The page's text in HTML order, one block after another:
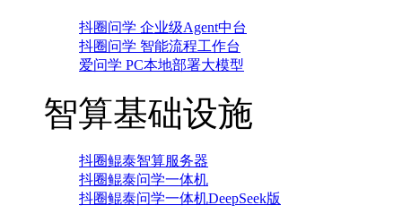
抖圈问学 企业级Agent中台
抖圈问学 智能流程工作台
爱问学 PC本地部署大模型
智算基础设施
抖圈鲲泰智算服务器
抖圈鲲泰问学一体机
抖圈鲲泰问学一体机DeepSeek版